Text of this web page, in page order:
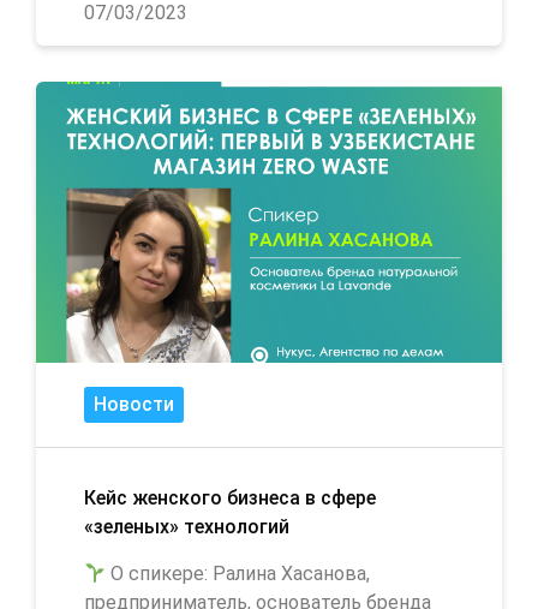
07/03/2023
Новости
Кейс женского бизнеса в сфере
«зеленых» технологий
О спикере: Ралина Хасанова,
предприниматель, основатель бренда